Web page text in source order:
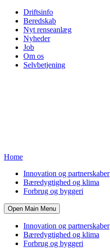
Driftsinfo
Beredskab
Nyt renseanlæg
Nyheder
Job
Om os
Selvbetjening
Home
Innovation og partnerskaber
Bæredygtighed og klima
Forbrug og byggeri
Open Main Menu
Innovation og partnerskaber
Bæredygtighed og klima
Forbrug og byggeri